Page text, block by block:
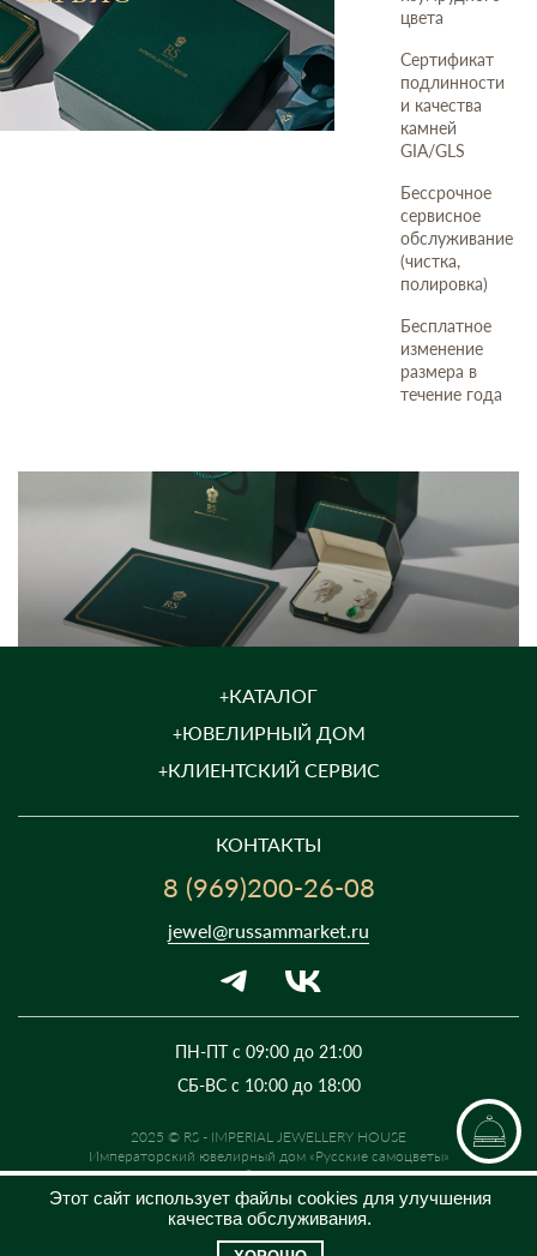
цвета
Сертификат
подлинности
и качества
камней
GIA/GLS
Бессрочное
сервисное
обслуживание
(чистка,
полировка)
Бесплатное
изменение
размера в
течение года
КАТАЛОГ
ЮВЕЛИРНЫЙ ДОМ
КЛИЕНТСКИЙ СЕРВИС
КОНТАКТЫ
8 (969)200-26-08
ПН-ПТ с 09:00 до 21:00
СБ-ВС с 10:00 до 18:00
jewel@russammarket.ru
2025 © RS - IMPERIAL JEWELLERY HOUSE
Императорский ювелирный дом «Русские самоцветы»
Предложение не является публичной офертой. Цены на сайте и в
розничной сети могут отличаться. Информация на сайте о товаре носит
рекламный характер и расценивается как приглашение делать
оферты на основании п.1 ст. 437 Гражданского кодекса РФ.
Этот сайт использует файлы cookies для улучшения
качества обслуживания.